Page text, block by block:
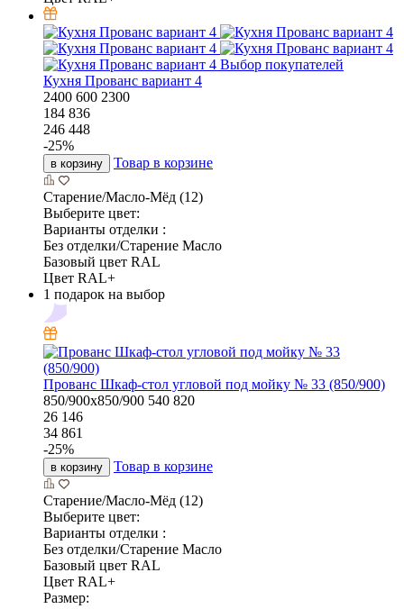
Выбор покупателей
Кухня Прованс вариант 4
2400 600 2300
184 836
246 448
-25%
в корзину Товар в корзине
Старение/Масло-Мёд (12)
Выберите цвет:
Варианты отделки :
Без отделки/Старение Масло
Базовый цвет RAL
Цвет RAL+
1 подарок на выбор
Прованс Шкаф-стол угловой под мойку № 33 (850/900)
850/900х850/900 540 820
26 146
34 861
-25%
в корзину Товар в корзине
Старение/Масло-Мёд (12)
Выберите цвет:
Варианты отделки :
Без отделки/Старение Масло
Базовый цвет RAL
Цвет RAL+
Размер: